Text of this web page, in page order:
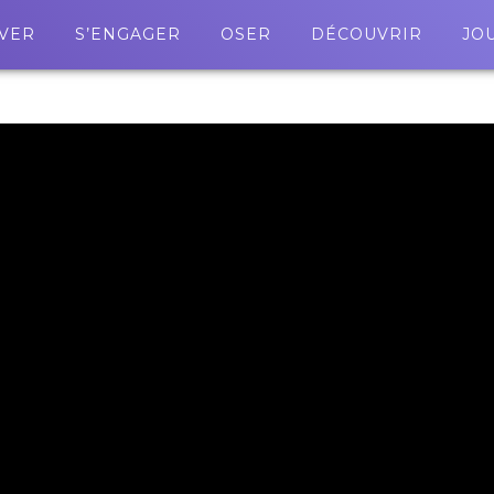
S’ENGAGER OSER DÉCOUVRIR